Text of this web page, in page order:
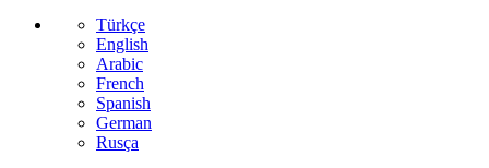
Türkçe
English
Arabic
French
Spanish
German
Rusça